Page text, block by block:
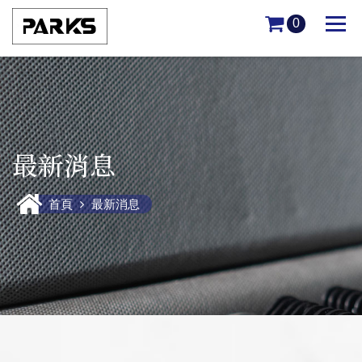
0
最新消息
首頁 最新消息